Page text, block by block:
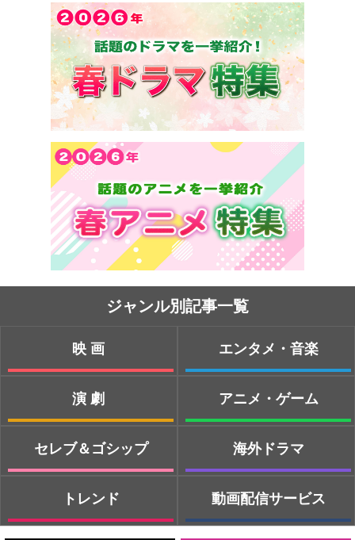
ジャンル別記事一覧
映画
演劇
セレブ＆ゴシップ
トレンド
エンタメ・音楽
アニメ・ゲーム
海外ドラマ
動画配信サービス